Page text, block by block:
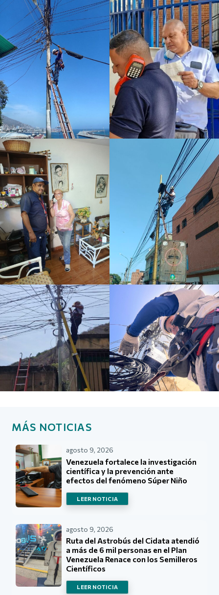
MÁS NOTICIAS
agosto 9, 2026
Venezuela fortalece la investigación
científica y la prevención ante
efectos del fenómeno Súper Niño
LEER NOTICIA
agosto 9, 2026
Ruta del Astrobús del Cidata atendió
a más de 6 mil personas en el Plan
Venezuela Renace con los Semilleros
Científicos
LEER NOTICIA